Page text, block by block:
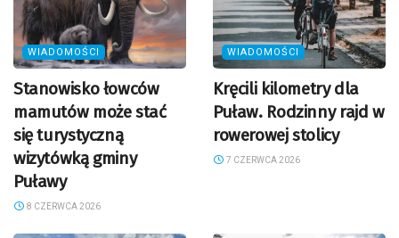
WIADOMOŚCI
Stanowisko łowców
mamutów może stać
się turystyczną
wizytówką gminy
Puławy
8 CZERWCA 2026
WIADOMOŚCI
Kręcili kilometry dla
Puław. Rodzinny rajd w
rowerowej stolicy
7 CZERWCA 2026